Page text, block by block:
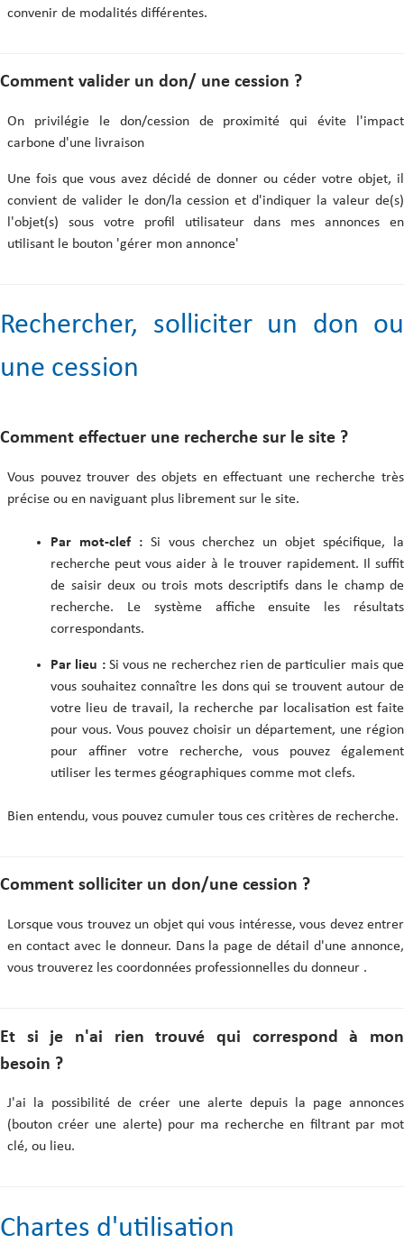
convenir de modalités différentes.
Comment valider un don/ une cession ?
On privilégie le don/cession de proximité qui évite l'impact
carbone d'une livraison
Une fois que vous avez décidé de donner ou céder votre objet, il
convient de valider le don/la cession et d'indiquer la valeur de(s)
l'objet(s) sous votre profil utilisateur dans mes annonces en
utilisant le bouton 'gérer mon annonce'
Rechercher, solliciter un don ou
une cession
Comment effectuer une recherche sur le site ?
Vous pouvez trouver des objets en effectuant une recherche très
précise ou en naviguant plus librement sur le site.
Par mot-clef :Si vous cherchez un objet spécifique, la
recherche peut vous aider à le trouver rapidement. Il suffit
de saisir deux ou trois mots descriptifs dans le champ de
recherche. Le système affiche ensuite les résultats
correspondants.
Par lieu :Si vous ne recherchez rien de particulier mais que
vous souhaitez connaître les dons qui se trouvent autour de
votre lieu de travail, la recherche par localisation est faite
pour vous. Vous pouvez choisir un département, une région
pour affiner votre recherche, vous pouvez également
utiliser les termes géographiques comme mot clefs.
Bien entendu, vous pouvez cumuler tous ces critères de recherche.
Comment solliciter un don/une cession ?
Lorsque vous trouvez un objet qui vous intéresse, vous devez entrer
en contact avec le donneur. Dans la page de détail d'une annonce,
vous trouverez les coordonnées professionnelles du donneur .
Et si je n'ai rien trouvé qui correspond à mon
besoin ?
J'ai la possibilité de créer une alerte depuis la page annonces
(bouton créer une alerte) pour ma recherche en filtrant par mot
clé, ou lieu.
Chartes d'utilisation